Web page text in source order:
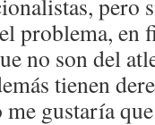
pero
problema, en
no son del
tienen
gustaría